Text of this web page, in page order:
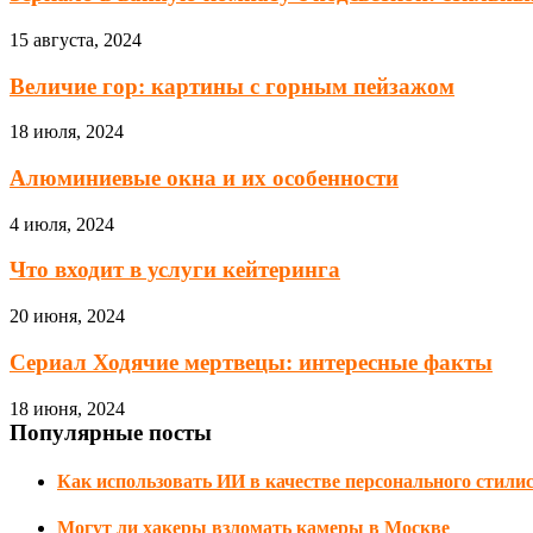
15 августа, 2024
Величие гор: картины с горным пейзажом
18 июля, 2024
Алюминиевые окна и их особенности
4 июля, 2024
Что входит в услуги кейтеринга
20 июня, 2024
Сериал Ходячие мертвецы: интересные факты
18 июня, 2024
Популярные посты
Как использовать ИИ в качестве персонального
Могут ли хакеры взломать камеры в Москве